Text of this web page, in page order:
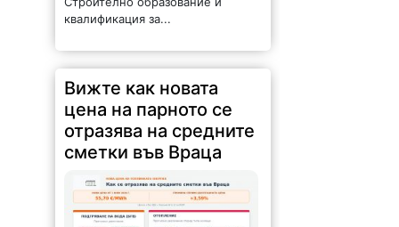
квалификация за...
Вижте как новата
цена на парното се
отразява на средните
сметки във Враца